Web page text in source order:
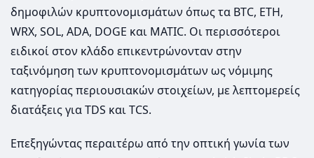
δημοφιλών κρυπτονομισμάτων όπως τα BTC, ETH,
WRX, SOL, ADA, DOGE και MATIC. Οι περισσότεροι
ειδικοί στον κλάδο επικεντρώνονταν στην
ταξινόμηση των κρυπτονομισμάτων ως νόμιμης
κατηγορίας περιουσιακών στοιχείων, με λεπτομερείς
διατάξεις για TDS και TCS.
Επεξηγώντας περαιτέρω από την οπτική γωνία των